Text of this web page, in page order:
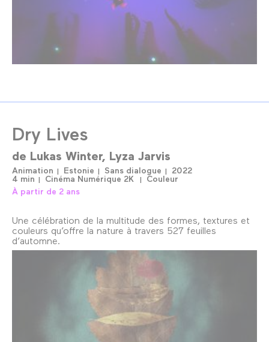
Dry Lives
de Lukas Winter Lyza Jarvis
Animation Estonie Sans dialogue
2022
4 min
Cinéma Numérique 2K
Couleur
À partir de 2 ans
Une célébration de la multitude des formes, textures et
couleurs qu’offre la nature à travers 527 feuilles
d’automne.